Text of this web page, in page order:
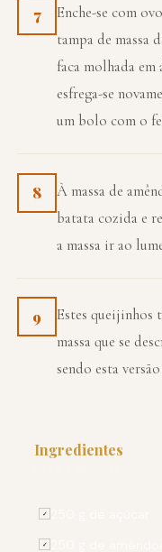
7
Enche-se com
tampa de massa
faca molhada em
esfrega-se
um bolo com o
8
À massa de
batata cozida e
a massa ir ao
9
Estes queijinhos
massa que se
sendo esta
Ingredientes
✓
✓